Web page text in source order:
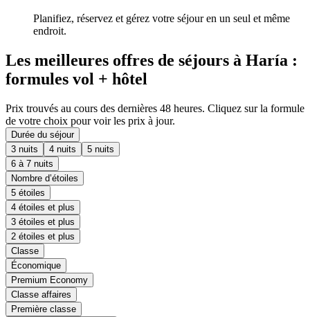
Planifiez, réservez et gérez votre séjour en un seul et même
endroit.
Les meilleures offres de séjours à Haría :
formules vol + hôtel
Prix trouvés au cours des dernières 48 heures. Cliquez sur la formule
de votre choix pour voir les prix à jour.
Durée du séjour
3 nuits
4 nuits
5 nuits
6 à 7 nuits
Nombre d’étoiles
5 étoiles
4 étoiles et plus
3 étoiles et plus
2 étoiles et plus
Classe
Économique
Premium Economy
Classe affaires
Première classe